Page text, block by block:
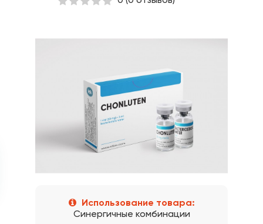
Использование товара:
Синергичные комбинации